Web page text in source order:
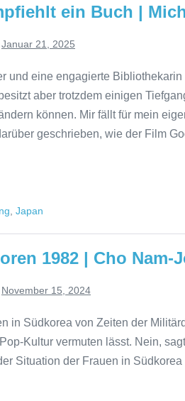
ein Buch |
Januar 21, 2025
und eine engagierte
aber trotzdem einigen
können. Mir fällt für mein
geschrieben, wie der Film
Japan
1982 | Cho Nam-
November 15, 2024
in Südkorea von Zeiten der
Kultur vermuten lässt. Nein,
Situation der Frauen in